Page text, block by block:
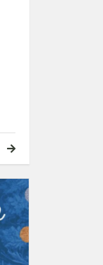
Sniego
senio
nuotykiai